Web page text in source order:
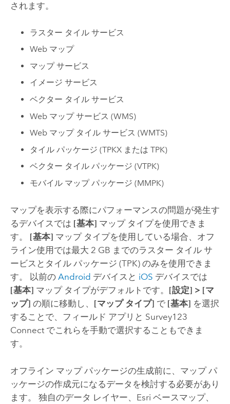
されます。
ラスター タイル サービス
Web マップ
マップ サービス
イメージ サービス
ベクター タイル サービス
Web マップ サービス (WMS)
Web マップ タイル サービス (WMTS)
タイル パッケージ (TPKX または TPK)
ベクター タイル パッケージ (VTPK)
モバイル マップ パッケージ (MMPK)
マップを表示する際にパフォーマンスの問題が発生す
るデバイスでは [基本] マップ タイプを使用できま
す。 [基本] マップ タイプを使用している場合、オフ
ライン使用では最大 2 GB までのラスター タイル サ
ービスとタイル パッケージ (TPK) のみを使用できま
す。 以前の Android デバイスと iOS デバイスでは
[基本] マップ タイプがデフォルトです。 [設定] > [マ
ップ] の順に移動し、 [マップ タイプ] で [基本] を選択
することで、フィールド アプリと Survey123
Connectでこれらを手動で選択することもできま
す。
オフライン マップ パッケージの生成前に、マップ パ
ッケージの作成元になるデータを検討する必要があり
ます。 独自のデータ レイヤー、 Esri ベースマップ、